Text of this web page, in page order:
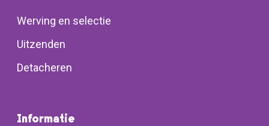
Werving en selectie
Uitzenden
Detacheren
Informatie